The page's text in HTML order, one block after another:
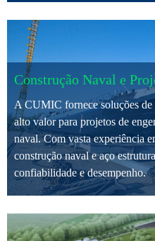
Construção Naval e
A CUMIC fornece soluções de
alto valor para projetos de
naval. Com vasta experiência
construção naval e aço
confiabilidade e desempenho.